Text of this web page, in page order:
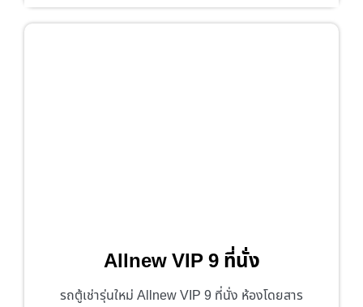
Allnew VIP 9 ที่นั่ง
รถตู้เช่ารุ่นใหม่ Allnew VIP 9 ที่นั่ง ห้องโดยสาร